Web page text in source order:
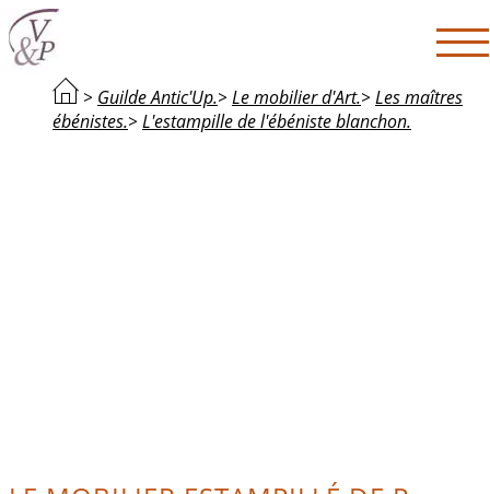
> Guilde Antic'Up.> Le mobilier d'Art.> Les maîtres
ébénistes.> L'estampille de l'ébéniste blanchon.